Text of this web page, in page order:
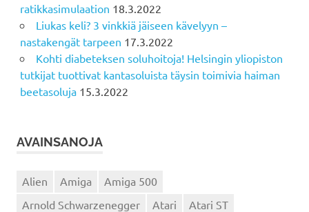
ratikkasimulaation 18.3.2022
Liukas keli? 3 vinkkiä jäiseen kävelyyn –
nastakengät tarpeen 17.3.2022
Kohti diabeteksen soluhoitoja! Helsingin yliopiston
tutkijat tuottivat kantasoluista täysin toimivia haiman
beetasoluja 15.3.2022
AVAINSANOJA
Alien Amiga
Amiga 500
Arnold Schwarzenegger
Atari
Atari ST